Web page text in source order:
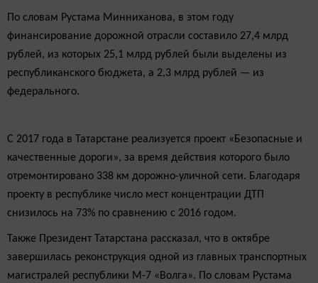
По словам Рустама Минниханова, в этом году
финансирование дорожной отрасли составило 27,4 млрд
рублей, из которых 25,1 млрд рублей были выделены из
республиканского бюджета, а 2,3 млрд рублей — из
федерального.
С 2017 года в Татарстане реализуется проект «Безопасные и
качественные дороги», за время действия которого было
отремонтировано 338 км дорожно-уличной сети. Благодаря
проекту в республике число мест концентрации ДТП
снизилось на 73% по сравнению с 2016 годом.
Также Президент Татарстана рассказал, что в октябре
завершилась реконструкция одной из главных транспортных
магистралей республики М-7 «Волга». По словам Рустама